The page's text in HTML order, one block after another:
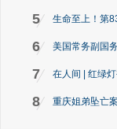
5 生命至上！第
6 美国常务副国
7 在人间 | 红绿
8 重庆姐弟坠亡